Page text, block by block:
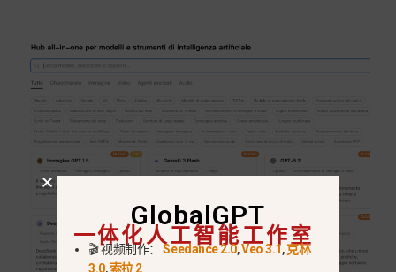
GlobalGPT
一体化人工智能工作室
🎬 视频制作：Seedance 2.0,Veo 3.1,克林
3.0,索拉 2